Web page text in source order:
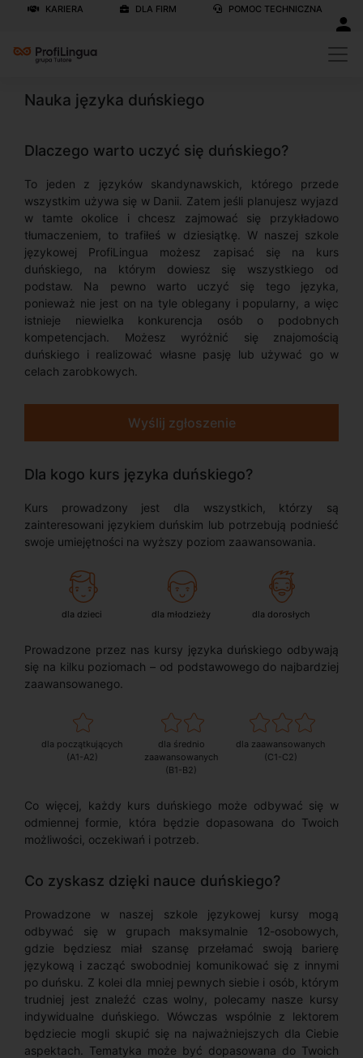
KARIERA DLA FIRM POMOC TECHNICZNA
Nauka języka duńskiego
Dlaczego warto uczyć się duńskiego?
To jeden z języków skandynawskich, którego przede
wszystkim używa się w Danii. Zatem jeśli planujesz wyjazd
w tamte okolice i chcesz zajmować się przykładowo
tłumaczeniem, to trafiłeś w dziesiątkę. W naszej szkole
językowej ProfiLingua możesz zapisać się na kurs
duńskiego, na którym dowiesz się wszystkiego od
podstaw. Na pewno warto uczyć się tego języka,
ponieważ nie jest on na tyle oblegany i popularny, a więc
istnieje niewielka konkurencja osób o podobnych
kompetencjach. Możesz wyróżnić się znajomością
duńskiego i realizować własne pasję lub używać go w
celach zarobkowych.
Wyślij zgłoszenie
Dla kogo kurs języka duńskiego?
Kurs prowadzony jest dla wszystkich, którzy są
zainteresowani językiem duńskim lub potrzebują podnieść
swoje umiejętności na wyższy poziom zaawansowania.
dla dzieci dla młodzieży dla dorosłych
Prowadzone przez nas kursy języka duńskiego odbywają
się na kilku poziomach – od podstawowego do najbardziej
zaawansowanego.
dla początkujących
(A1-A2)
dla średnio
zaawansowanych
(B1-B2)
dla zaawansowanych
(C1-C2)
Co więcej, każdy kurs duńskiego może odbywać się w
odmiennej formie, która będzie dopasowana do Twoich
możliwości, oczekiwań i potrzeb.
Co zyskasz dzięki nauce duńskiego?
Prowadzone w naszej szkole językowej kursy mogą
odbywać się w grupach maksymalnie 12-osobowych,
gdzie będziesz miał szansę przełamać swoją barierę
językową i zacząć swobodniej komunikować się z innymi
po duńsku. Z kolei dla mniej pewnych siebie i osób, którym
trudniej jest znaleźć czas wolny, polecamy nasze kursy
indywidualne duńskiego. Wówczas wspólnie z lektorem
będziecie mogli skupić się na najważniejszych dla Ciebie
aspektach. Tematyka może być dopasowana do Twoich